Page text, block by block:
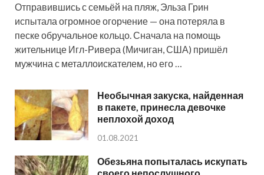
Отправившись с семьёй на пляж, Эльза Грин
испытала огромное огорчение — она потеряла в
песке обручальное кольцо. Сначала на помощь
жительнице Игл-Ривера (Мичиган, США) пришёл
мужчина с металлоискателем, но его …
Необычная закуска, найденная
в пакете, принесла девочке
неплохой доход
01.08.2021
Обезьяна попыталась искупать